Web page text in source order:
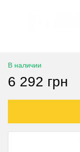
В наличии
6 292 грн